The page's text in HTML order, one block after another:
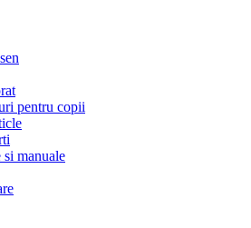
pentru copii
manuale